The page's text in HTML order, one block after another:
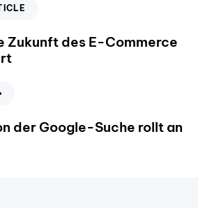
Zukunft des E-Commerce
der Google-Suche rollt an